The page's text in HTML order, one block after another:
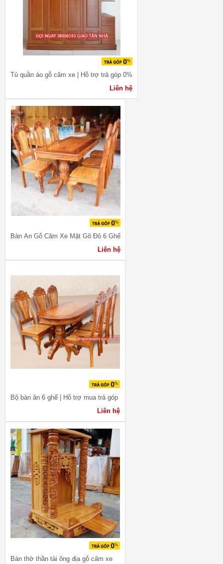
Tủ quần áo gỗ căm xe | Hỗ trợ trả góp 0%
Liên hệ
Bàn Ăn Gỗ Căm Xe Mặt Gõ Đỏ 6 Ghế
Liên hệ
Bộ bàn ăn 6 ghế | Hỗ trợ mua trả góp
Liên hệ
Bàn thờ thần tài ông địa gỗ căm xe